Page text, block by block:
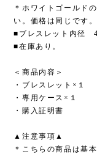
＊ホワイトゴールド
い。価格は同じです。
■ブレスレット内径
■在庫あり。
＜商品内容＞
・ブレスレット×１
・専用ケース×１
・購入証明書
▲注意事項▲
＊こちらの商品は基